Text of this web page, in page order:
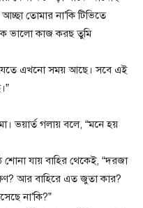
তোমার না’কি টিভিতে
ভালো কাজ করছ তুমি
এখনো সময় আছে। সবে এই
ভয়ার্ত গলায় বলে, “মনে হয়
যায় বাহির থেকেই, “দরজা
আর বাহিরে এত জুতা কার?
না’কি?”